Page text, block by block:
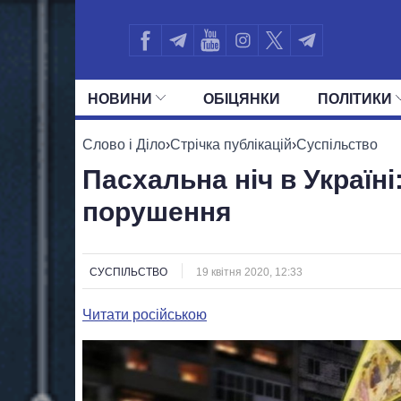
НОВИНИ ОБIЦЯНКИ ПОЛIТИКИ
УСІ ПОЛІТИКИ ПРЕЗИДЕНТ І ОФІС
Слово і Діло›Стрічка публікацій›Суспільство
Пасхальна ніч в
порушення
СУСПІЛЬСТВО 19 квітня 2020, 12:33
Читати російською